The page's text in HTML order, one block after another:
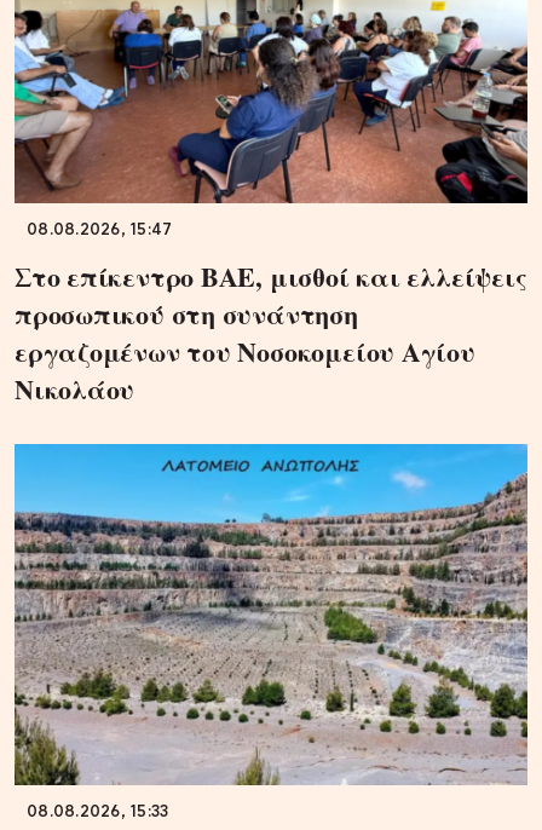
08.08.2026, 15:47
Στο επίκεντρο ΒΑΕ, μισθοί και ελλείψεις
προσωπικού στη συνάντηση
εργαζομένων του Νοσοκομείου Αγίου
Νικολάου
08.08.2026, 15:33